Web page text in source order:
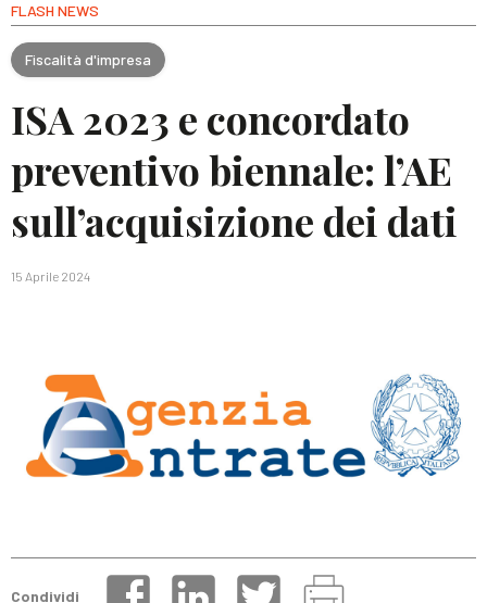
FLASH NEWS
Fiscalità d'impresa
ISA 2023 e concordato
preventivo biennale: l’AE
sull’acquisizione dei dati
15 Aprile 2024
Condividi